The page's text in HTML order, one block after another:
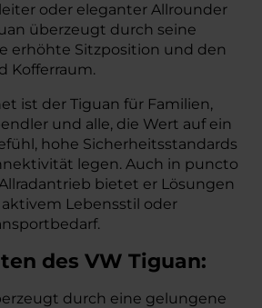
oder eleganter Allrounder
überzeugt durch seine
erhöhte Sitzposition und den
Kofferraum.
ist der Tiguan für Familien,
und alle, die Wert auf ein
hohe Sicherheitsstandards
legen. Auch in puncto
bietet er Lösungen
Lebensstil oder
des VW Tiguan:
durch eine gelungene